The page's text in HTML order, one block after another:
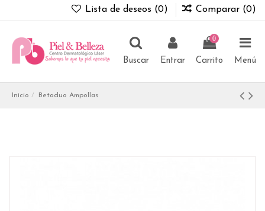
Lista de deseos (0) Comparar (0)
Buscar Entrar
0
Carrito Menú
Inicio Betaduo Ampollas